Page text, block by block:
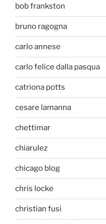
bob frankston
bruno ragogna
carlo annese
carlo felice dalla pasqua
catriona potts
cesare lamanna
chettimar
chiarulez
chicago blog
chris locke
christian fusi